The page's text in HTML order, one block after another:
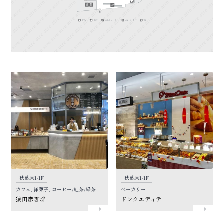
秋葉原1-1F
カフェ, 洋菓子, コーヒー/紅茶/緑茶
猿田彦珈琲
秋葉原1-1F
ベーカリー
ドンクエディテ